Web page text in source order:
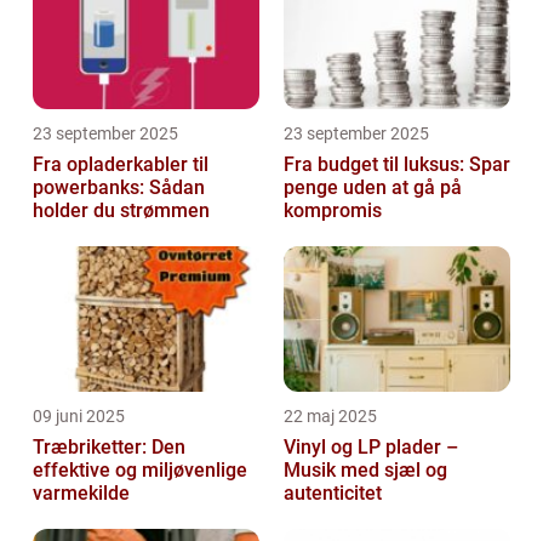
23 september 2025
Fra opladerkabler til
powerbanks: Sådan
holder du strømmen
23 september 2025
Fra budget til luksus: Spar
penge uden at gå på
kompromis
09 juni 2025
Træbriketter: Den
effektive og miljøvenlige
varmekilde
22 maj 2025
Vinyl og LP plader –
Musik med sjæl og
autenticitet